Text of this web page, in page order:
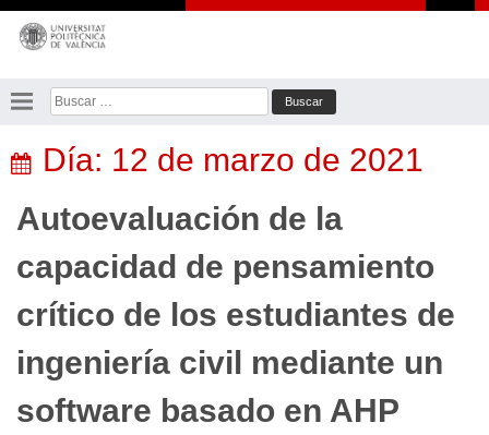
Saltar
contenido
Buscar:
Día: 12 de marzo de 2021
Autoevaluación de la
capacidad de pensamiento
crítico de los estudiantes de
ingeniería civil mediante un
software basado en AHP